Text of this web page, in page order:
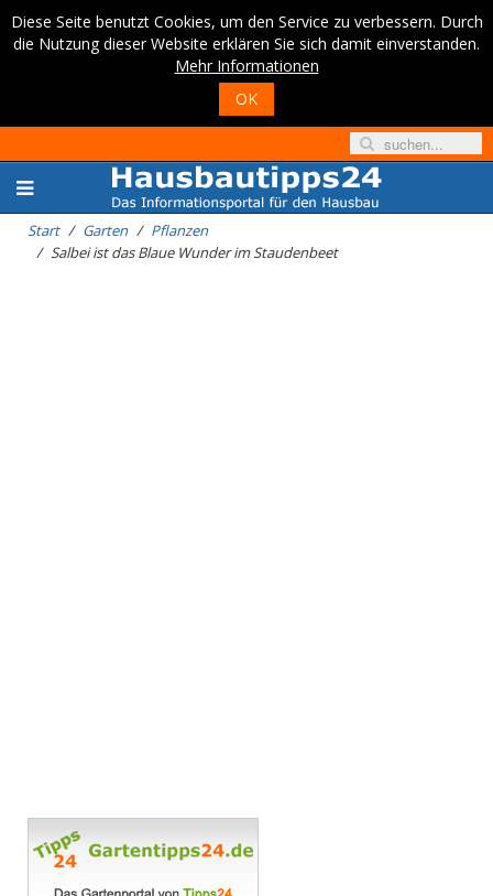
Diese Seite benutzt Cookies, um den Service zu verbessern. Durch
die Nutzung dieser Website erklären Sie sich damit einverstanden.
Mehr Informationen
OK
Start Garten
Pflanzen
Salbei ist das Blaue Wunder im Staudenbeet